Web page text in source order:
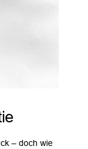
– doch wie